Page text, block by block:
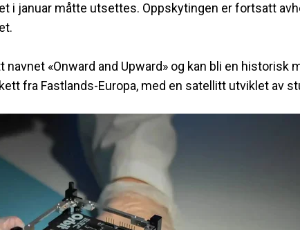
i januar måtte utsettes. Oppskytingen er fortsatt
navnet «Onward and Upward» og kan bli en
fra Fastlands-Europa, med en satellitt utviklet av